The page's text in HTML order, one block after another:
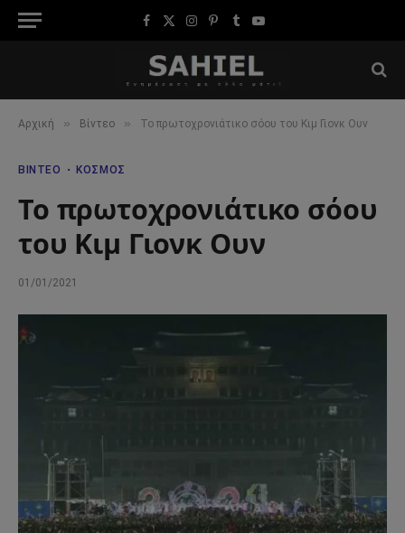
Facebook
X
Instagram
Pinterest
TumblrYouTube
Αρχική » Βίντεο » Το πρωτοχρονιάτικο σόου του Κιμ Γιονκ Ουν
ΒΊΝΤΕΟ ΚΌΣΜΟΣ
Το πρωτοχρονιάτικο σόου
του Κιμ Γιονκ Ουν
01/01/2021